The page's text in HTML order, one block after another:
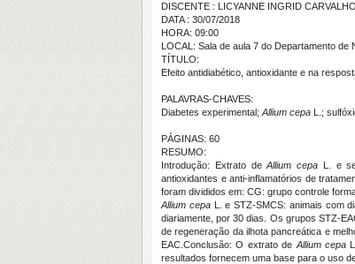
DISCENTE : LICYANNE INGRID
DATA : 30/07/2018
HORA: 09:00
LOCAL: Sala de aula 7 do Departamento de
TÍTULO:
Efeito antidiabético, antioxidante e na
PALAVRAS-CHAVES:
Diabetes experimental; Allium cepa L.;
PÁGINAS: 60
RESUMO:
Introdução: Extrato deAllium cepa L. e
antioxidantes e anti-inflamatórios de
foram divididos em: CG: grupo controle
Allium cepaL. e STZ-SMCS: animais com
diariamente, por 30 dias. Os grupos STZ-
de regeneração da ilhota pancreática e
EAC. Conclusão: O extrato de Allium cepa
resultados fornecem uma base para o uso